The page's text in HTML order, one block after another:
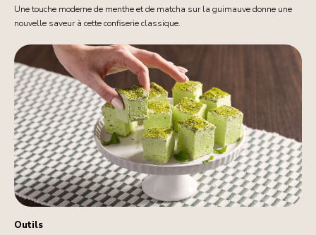
Outils
Une touche moderne de menthe et de matcha sur la guimauve donne une
nouvelle saveur à cette confiserie classique.